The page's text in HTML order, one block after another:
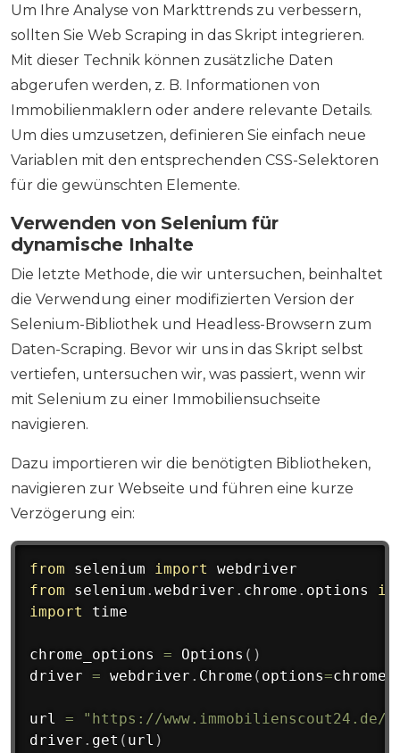
Um Ihre Analyse von Markttrends zu verbessern,
sollten Sie Web Scraping in das Skript integrieren.
Mit dieser Technik können zusätzliche Daten
abgerufen werden, z. B. Informationen von
Immobilienmaklern oder andere relevante Details.
Um dies umzusetzen, definieren Sie einfach neue
Variablen mit den entsprechenden CSS-Selektoren
für die gewünschten Elemente.
Verwenden von Selenium für
dynamische Inhalte
Die letzte Methode, die wir untersuchen, beinhaltet
die Verwendung einer modifizierten Version der
Selenium-Bibliothek und Headless-Browsern zum
Daten-Scraping. Bevor wir uns in das Skript selbst
vertiefen, untersuchen wir, was passiert, wenn wir
mit Selenium zu einer Immobiliensuchseite
navigieren.
Dazu importieren wir die benötigten Bibliotheken,
navigieren zur Webseite und führen eine kurze
Verzögerung ein:
from selenium import
from selenium . webdriver . chrome . options
import time
chrome_options = Options ( )
driver = webdriver . Chrome ( options=
url =
"https://www.immobilienscout24.de/
driver . get ( url )